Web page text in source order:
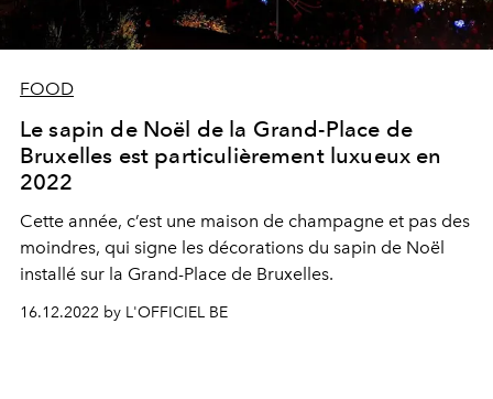
FOOD
Le sapin de Noël de la Grand-Place de
Bruxelles est particulièrement luxueux en
2022
Cette année, c’est une maison de champagne et pas des
moindres, qui signe les décorations du sapin de Noël
installé sur la Grand-Place de Bruxelles.
16.12.2022 by L'OFFICIEL BE